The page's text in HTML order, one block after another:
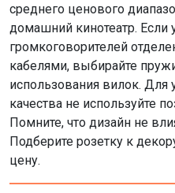
среднего ценового
домашний кинотеатр. Если
громкоговорителей
кабелями, выбирайте
использования вилок. Для
качества не используйте
Помните, что дизайн не
Подберите розетку к
цену.